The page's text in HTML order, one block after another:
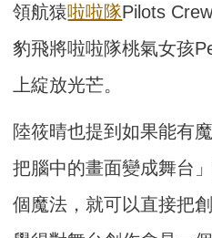
領航猿啦啦隊Pilots
豹飛將啦啦隊桃氣女孩
上綻放光芒。
陸筱晴也提到如果能有
把腦中的畫面變成舞台
個魔法，就可以直接把